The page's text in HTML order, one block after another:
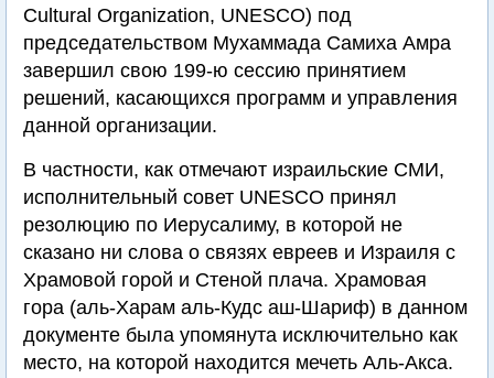
Cultural Organization, UNESCO) под
председательством Мухаммада Самиха Амра
завершил свою 199-ю сессию принятием
решений, касающихся программ и управления
данной организации.
В частности, как отмечают израильские СМИ,
исполнительный совет UNESCO принял
резолюцию по Иерусалиму, в которой не
сказано ни слова о связях евреев и Израиля с
Храмовой горой и Стеной плача. Храмовая
гора (аль-Харам аль-Кудс аш-Шариф) в данном
документе была упомянута исключительно как
место, на которой находится мечеть Аль-Акса.